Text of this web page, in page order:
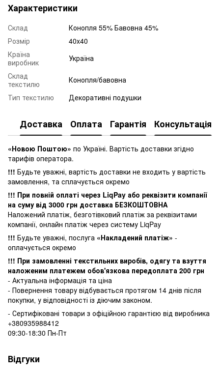
Характеристики
Склад
Конопля 55% Бавовна 45%
Розмір
40x40
Країна
виробник
Україна
Склад
текстилю
Конопля/бавовна
Тип текстилю
Декоративні подушки
Доставка Оплата Гарантія Консультація
«Новою Поштою» по Україні. Вартість доставки згідно
тарифів оператора.
!!! Будьте уважні, вартість доставки не входить у вартість
замовлення, та сплачується окремо
!!! При повній оплаті через LiqPay або реквізити компанії
на суму від 3000 грн доставка БЕЗКОШТОВНА
Наложений платіж, безготівковий платіж за реквізитами
компанії, онлайн платіж через систему LiqPay
!!! Будьте уважні, послуга «Накладений платіж» -
оплачується окремо
!!! При замовленні текстильних виробів, одягу та взуття
наложеним платежем обов'язкова передоплата 200 грн
- Актуальна інформація та ціна
- Повернення товару відбувається протягом 14 днів після
покупки, у відповідності із діючим законом.
- Сертифіковані товари з офіційною гарантією від виробника
+380935988412
09:30-18:30 Пн-Пт
Відгуки